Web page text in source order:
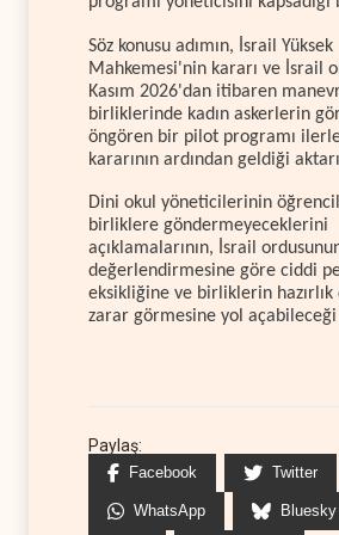
Söz konusu adımın, İsrail Yüksek
Mahkemesi'nin kararı ve İsrail
Kasım 2026'dan itibaren
birliklerinde kadın askerlerin
öngören bir pilot programı
kararının ardından geldiği
Dini okul yöneticilerinin
birliklere göndermeyeceklerini
açıklamalarının, İsrail
değerlendirmesine göre ciddi
eksikliğine ve birliklerin hazırlık
zarar görmesine yol
Paylaş:
Facebook Twitter
WhatsApp Bluesky